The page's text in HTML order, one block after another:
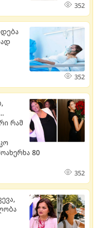
352
352
რამ
80
352